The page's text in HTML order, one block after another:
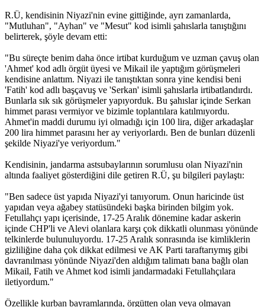
R.Ü, kendisinin Niyazi'nin evine gittiğinde, ayrı zamanlarda,
"Mutluhan", "Ayhan" ve "Mesut" kod isimli şahıslarla tanıştığını
belirterek, şöyle devam etti:
"Bu süreçte benim daha önce irtibat kurduğum ve uzman çavuş olan
'Ahmet' kod adlı örgüt üyesi ve Mikail ile yaptığım görüşmeleri
kendisine anlattım. Niyazi ile tanıştıktan sonra yine kendisi beni
'Fatih' kod adlı başçavuş ve 'Serkan' isimli şahıslarla irtibatlandırdı.
Bunlarla sık sık görüşmeler yapıyorduk. Bu şahıslar içinde Serkan
himmet parası vermiyor ve bizimle toplantılara katılmıyordu.
Ahmet'in maddi durumu iyi olmadığı için 100 lira, diğer arkadaşlar
200 lira himmet parasını her ay veriyorlardı. Ben de bunları düzenli
şekilde Niyazi'ye veriyordum."
Kendisinin, jandarma astsubaylarının sorumlusu olan Niyazi'nin
altında faaliyet gösterdiğini dile getiren R.Ü, şu bilgileri paylaştı:
"Ben sadece üst yapıda Niyazi'yi tanıyorum. Onun haricinde üst
yapıdan veya ağabey statüsündeki başka birinden bilgim yok.
Fetullahçı yapı içerisinde, 17-25 Aralık dönemine kadar askerin
içinde CHP'li ve Alevi olanlara karşı çok dikkatli olunması yönünde
telkinlerde bulunuluyordu. 17-25 Aralık sonrasında ise kimliklerin
gizliliğine daha çok dikkat edilmesi ve AK Parti taraftarıymış gibi
davranılması yönünde Niyazi'den aldığım talimatı bana bağlı olan
Mikail, Fatih ve Ahmet kod isimli jandarmadaki Fetullahçılara
iletiyordum."
Özellikle kurban bayramlarında, örgütten olan veya olmayan